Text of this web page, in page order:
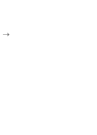
➝